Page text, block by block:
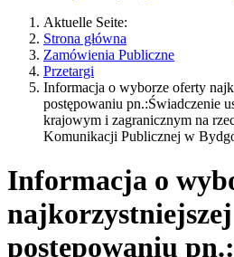
Aktuelle Seite:
Strona główna
Zamówienia Publiczne
Przetargi
Informacja o wyborze oferty
postępowaniu pn.:Świadczenie
krajowym i zagranicznym na
Komunikacji Publicznej w
Informacja o
postępowaniu